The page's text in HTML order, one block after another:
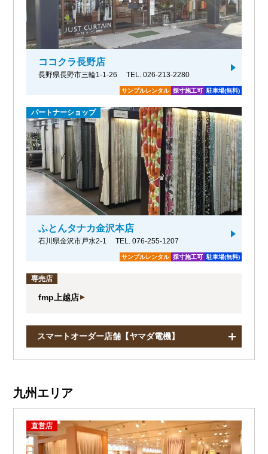
ココクラ長野店
長野県長野市三輪1-1-26 TEL. 026-213-2280
サンプルレンタル 採寸施工可 駐車場(無料)
パートナーショップ
ふとんタナカ金沢本店
石川県金沢市戸水2-1 TEL. 076-255-1207
サンプルレンタル 採寸施工可 駐車場(無料)
専売店
fmp上越店
スマートオーダー店舗【ヤマダ電機】
九州エリア
直営店